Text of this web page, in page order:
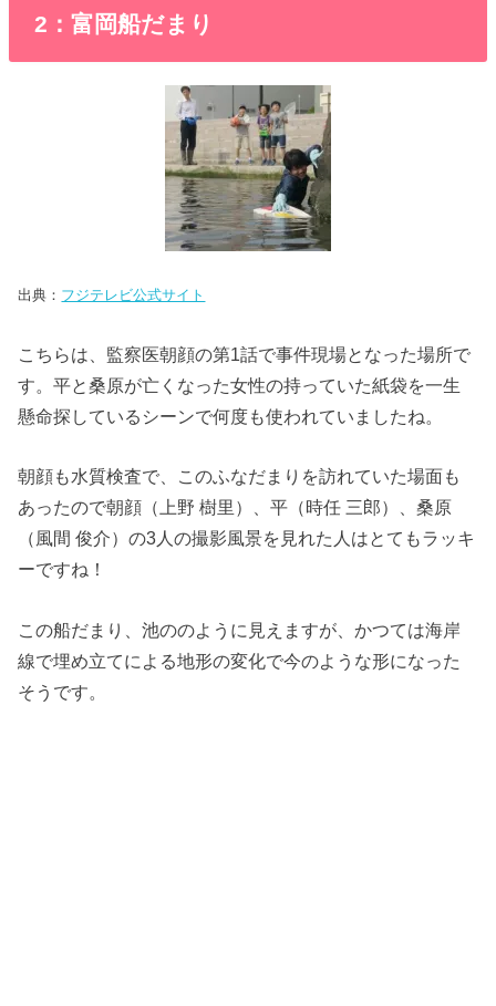
2：富岡船だまり
出典： フジテレビ公式サイト
こちらは、監察医朝顔の第1話で事件現場となった場所で
す。平と桑原が亡くなった女性の持っていた紙袋を一生
懸命探しているシーンで何度も使われていましたね。
朝顔も水質検査で、このふなだまりを訪れていた場面も
あったので朝顔（上野 樹里）、平（時任 三郎）、桑原
（風間 俊介）の3人の撮影風景を見れた人はとてもラッキ
ーですね！
この船だまり、池ののように見えますが、かつては海岸
線で埋め立てによる地形の変化で今のような形になった
そうです。